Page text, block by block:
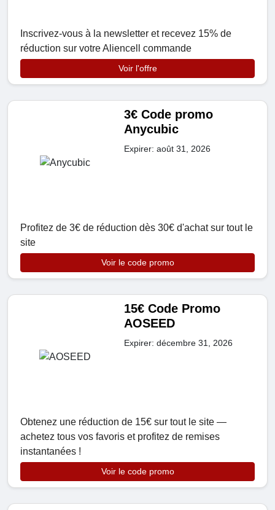
Inscrivez-vous à la newsletter et recevez 15% de
réduction sur votre Aliencell commande
Voir l'offre
3€ Code promo
Anycubic
Expirer: août 31, 2026
Profitez de 3€ de réduction dès 30€ d'achat sur tout le
site
Voir le code promo
15€ Code Promo
AOSEED
Expirer: décembre 31, 2026
Obtenez une réduction de 15€ sur tout le site —
achetez tous vos favoris et profitez de remises
instantanées !
Voir le code promo